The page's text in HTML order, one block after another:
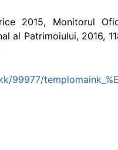
2015, Monitorul
al Patrimoiului, 2016,
99977/